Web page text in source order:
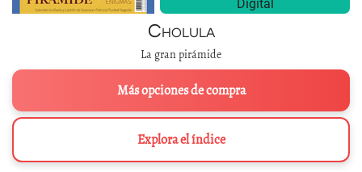
Digital
Cholula
La gran pirámide
Más opciones de compra
Explora el índice